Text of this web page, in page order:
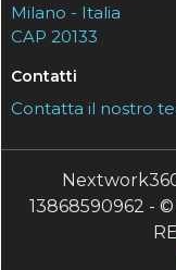
Milano - Italia
CAP 20133
Contatti
Contatta il nostro
13868590962 -